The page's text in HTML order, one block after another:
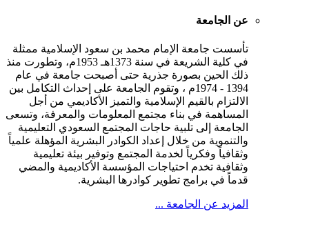
عن الجامعة
تأسست جامعة الإمام محمد بن سعود الإسلامية ممثلة
في كلية الشريعة في سنة 1373هـ 1953م، وتطورت منذ
ذلك الحين بصورة جذرية حتى أصبحت جامعة في عام
1394 - 1974م ، وتقوم الجامعة على إحداث التكامل بين
الالتزام بالقيم الإسلامية والتميز الأكاديمي من أجل
المساهمة في بناء مجتمع المعلومات والمعرفة، وتسعى
الجامعة إلى تلبية حاجات المجتمع السعودي التعليمية
والتنموية من خلال إعداد الكوادر البشرية المؤهلة علمياً
وثقافياً وفكرياً لخدمة المجتمع وتوفير بيئة تعليمية
وثقافية تخدم احتياجات المؤسسة الأكاديمية والمضي
قدماً في برامج تطوير كوادرها البشرية.
المزيد عن الجامعة ...